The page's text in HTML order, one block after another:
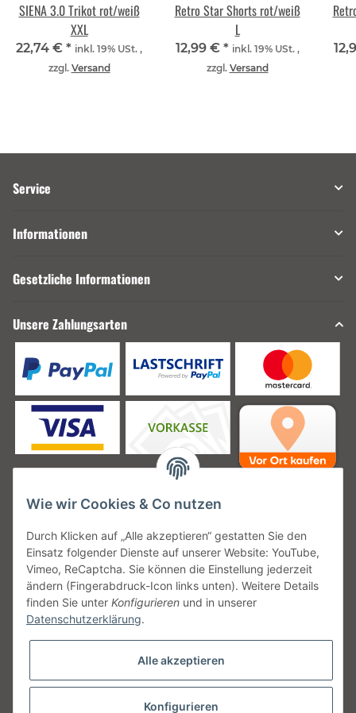
SIENA 3.0 Trikot rot/weiß
XXL
22,74 € * inkl. 19% USt. ,
zzgl. Versand
Retro Star Shorts rot/weiß
L
12,99 € * inkl. 19% USt. ,
zzgl. Versand
Service
Informationen
Gesetzliche Informationen
Unsere Zahlungsarten
Unsere Versanddienstleister
Unsere Communities
Wie wir Cookies & Co nutzen
Durch Klicken auf „Alle akzeptieren“ gestatten Sie den
Einsatz folgender Dienste auf unserer Website: YouTube,
Vimeo, ReCaptcha. Sie können die Einstellung jederzeit
ändern (Fingerabdruck-Icon links unten). Weitere Details
finden Sie unter Konfigurieren und in unserer
Datenschutzerklärung.
Alle akzeptieren
Konfigurieren